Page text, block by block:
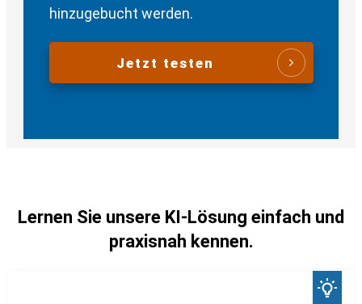
hinzugebucht werden.
Jetzt testen
Lernen Sie unsere KI-Lösung einfach und
praxisnah kennen.